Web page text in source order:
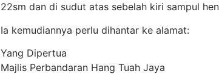
22sm dan di sudut atas sebelah kiri sampul
Ia kemudiannya perlu dihantar ke alamat:
Yang Dipertua
Majlis Perbandaran Hang Tuah Jaya